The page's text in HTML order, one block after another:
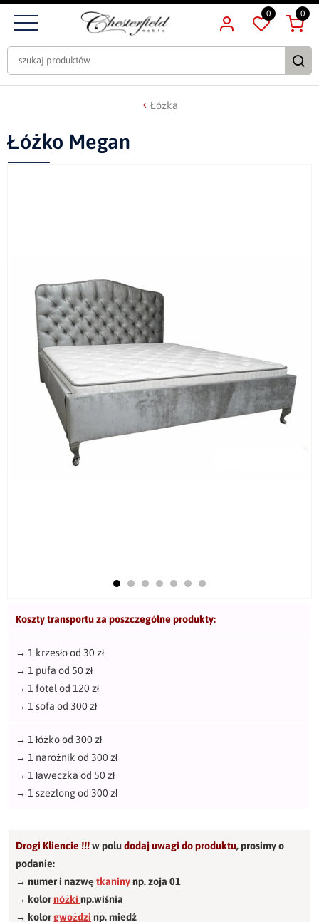
0 0
Łóżka
Łóżko Megan
Koszty transportu za poszczególne produkty:
→ 1 krzesło od 30 zł
→ 1 pufa od 50 zł
→ 1 fotel od 120 zł
→ 1 sofa od 300 zł
→ 1 łóżko od 300 zł
→ 1 narożnik od 300 zł
→ 1 ławeczka od 50 zł
→ 1 szezlong od 300 zł
Drogi Kliencie !!!w poludodaj uwagi do produktu,prosimy o
podanie:
→ numer i nazwętkaninynp. zoja 01
→ kolornóżki np.wiśnia
→ kolorgwożdzi np. miedź